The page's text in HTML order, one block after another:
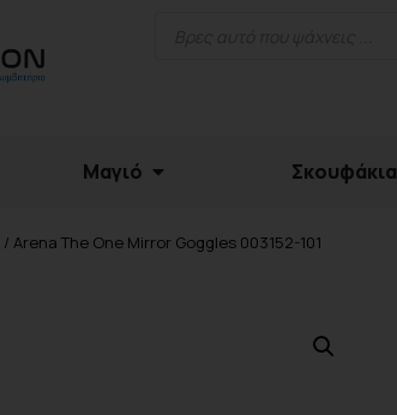
Μαγιό Σκουφάκια
/ Arena The One Mirror Goggles 003152-101